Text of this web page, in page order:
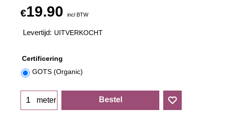
€19.90 incl BTW
Levertijd: UITVERKOCHT
Certificering
GOTS (Organic)
meter Bestel